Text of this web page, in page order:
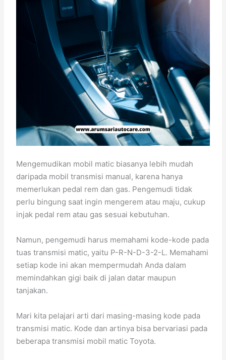
Mengemudikan mobil matic biasanya lebih mudah
daripada mobil transmisi manual, karena hanya
memerlukan pedal rem dan gas. Pengemudi tidak
perlu bingung saat ingin mengerem atau maju, cukup
injak pedal rem atau gas sesuai kebutuhan.
Namun, pengemudi harus memahami kode-kode pada
tuas transmisi matic, yaitu P-R-N-D-3-2-L. Memahami
setiap kode ini akan mempermudah Anda dalam
memindahkan gigi baik di jalan datar maupun
tanjakan.
Mari kita pelajari arti dari masing-masing kode pada
transmisi matic. Kode dan artinya bisa bervariasi pada
beberapa transmisi mobil matic Toyota.